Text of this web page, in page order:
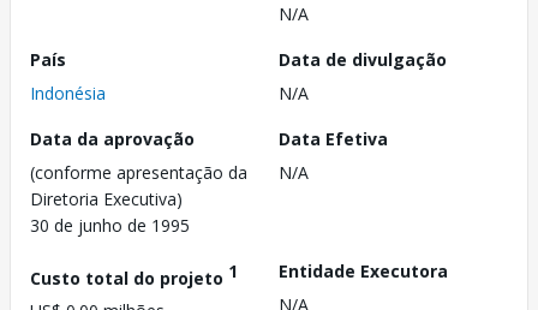
N/A
País
Indonésia
Data de divulgação
N/A
Data da aprovação
(conforme apresentação da
Diretoria Executiva)
30 de junho de 1995
Data Efetiva
N/A
Custo total do projeto 1
Entidade Executora
N/A